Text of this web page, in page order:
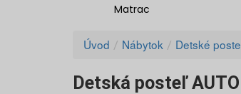
Matrac
Úvod Nábytok Detské
Detská posteľ